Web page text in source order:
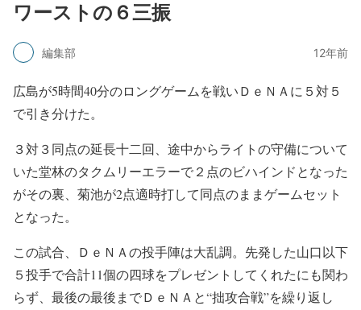
ワーストの６三振
編集部 12年前
広島が5時間40分のロングゲームを戦いＤｅＮＡに５対５
で引き分けた。
３対３同点の延長十二回、途中からライトの守備について
いた堂林のタクムリーエラーで２点のビハインドとなった
がその裏、菊池が2点適時打して同点のままゲームセット
となった。
この試合、ＤｅＮＡの投手陣は大乱調。先発した山口以下
５投手で合計11個の四球をプレゼントしてくれたにも関わ
らず、最後の最後までＤｅＮＡと“拙攻合戦”を繰り返し